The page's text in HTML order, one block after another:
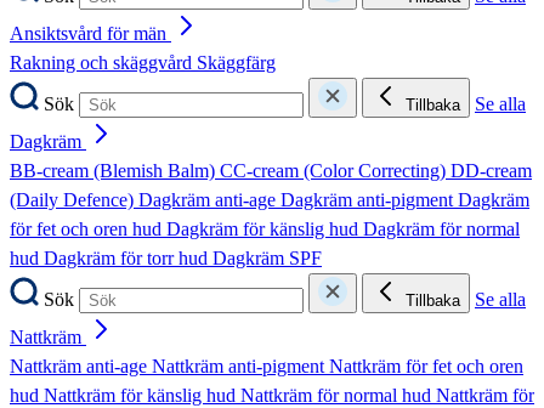
Ansiktsvård för män
Rakning och skäggvård Skäggfärg
Sök
Tillbaka
Se alla
Dagkräm
BB-cream (Blemish Balm) CC-cream (Color Correcting) DD-cream
(Daily Defence) Dagkräm anti-age Dagkräm anti-pigmentDagkräm
för fet och oren hud Dagkräm för känslig hud Dagkräm för normal
hud Dagkräm för torr hud Dagkräm SPF
Sök
Tillbaka
Se alla
Nattkräm
Nattkräm anti-age Nattkräm anti-pigmentNattkräm för fet och oren
hud Nattkräm för känslig hud Nattkräm för normal hud Nattkräm för